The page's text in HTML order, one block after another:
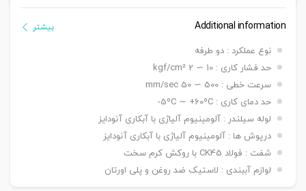
سرشفت
بست نصبی
سنسور
MT-KT 1000 D
تعداد
سنسور
یک عدد ,دو عدد
کورس قابل
تنظیم
A-25 mm
B-50 mm
C-50 mm
Additional information
نوع عملکرد : دو طرفه
حد فشار کاری : 10 ∼ 2 kgf/cm²
سرعت خطی : 500 ∼ 50 mm/sec
حد دمای کاری : 5ºC ∼ +60ºC-
لوله سیلندر : آلومینیوم آلیاژی با آبکاری آنودایز
درپوش ها : آلومینیوم آلیاژی با آبکاری آنودایز
شفت : فولاد CK45 با روکش کرم سخت
لوازم آببندی : لاستیک ضد روغن و پلی اورتان
بیشتر